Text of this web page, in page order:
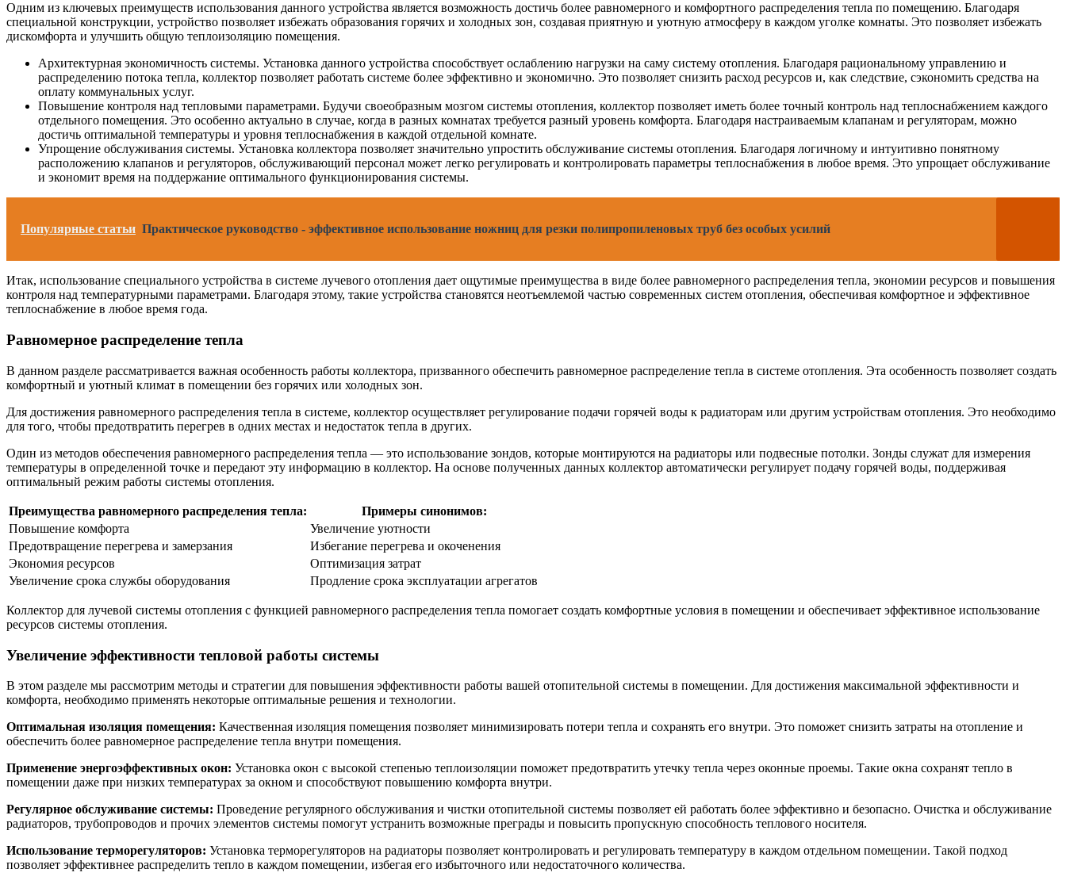
Одним из ключевых преимуществ использования данного устройства является возможность достичь более равномерного и комфортного распределения тепла по помещению. Благодаря
специальной конструкции, устройство позволяет избежать образования горячих и холодных зон, создавая приятную и уютную атмосферу в каждом уголке комнаты. Это позволяет избежать
дискомфорта и улучшить общую теплоизоляцию помещения.
Архитектурная экономичность системы. Установка данного устройства способствует ослаблению нагрузки на саму систему отопления. Благодаря рациональному управлению и
распределению потока тепла, коллектор позволяет работать системе более эффективно и экономично. Это позволяет снизить расход ресурсов и, как следствие, сэкономить средства на
оплату коммунальных услуг.
Повышение контроля над тепловыми параметрами. Будучи своеобразным мозгом системы отопления, коллектор позволяет иметь более точный контроль над теплоснабжением каждого
отдельного помещения. Это особенно актуально в случае, когда в разных комнатах требуется разный уровень комфорта. Благодаря настраиваемым клапанам и регуляторам, можно
достичь оптимальной температуры и уровня теплоснабжения в каждой отдельной комнате.
Упрощение обслуживания системы. Установка коллектора позволяет значительно упростить обслуживание системы отопления. Благодаря логичному и интуитивно понятному
расположению клапанов и регуляторов, обслуживающий персонал может легко регулировать и контролировать параметры теплоснабжения в любое время. Это упрощает обслуживание
и экономит время на поддержание оптимального функционирования системы.
Популярные статьи Практическое руководство - эффективное использование ножниц для резки полипропиленовых труб без особых усилий
Итак, использование специального устройства в системе лучевого отопления дает ощутимые преимущества в виде более равномерного распределения тепла, экономии ресурсов и повышения
контроля над температурными параметрами. Благодаря этому, такие устройства становятся неотъемлемой частью современных систем отопления, обеспечивая комфортное и эффективное
теплоснабжение в любое время года.
Равномерное распределение тепла
В данном разделе рассматривается важная особенность работы коллектора, призванного обеспечить равномерное распределение тепла в системе отопления. Эта особенность позволяет создать
комфортный и уютный климат в помещении без горячих или холодных зон.
Для достижения равномерного распределения тепла в системе, коллектор осуществляет регулирование подачи горячей воды к радиаторам или другим устройствам отопления. Это необходимо
для того, чтобы предотвратить перегрев в одних местах и недостаток тепла в других.
Один из методов обеспечения равномерного распределения тепла — это использование зондов, которые монтируются на радиаторы или подвесные потолки. Зонды служат для измерения
температуры в определенной точке и передают эту информацию в коллектор. На основе полученных данных коллектор автоматически регулирует подачу горячей воды, поддерживая
оптимальный режим работы системы отопления.
Преимущества равномерного распределения тепла:
Примеры синонимов:
Повышение комфорта
Увеличение уютности
Предотвращение перегрева и замерзания
Избегание перегрева и окоченения
Экономия ресурсов
Оптимизация затрат
Увеличение срока службы оборудования
Продление срока эксплуатации агрегатов
Коллектор для лучевой системы отопления с функцией равномерного распределения тепла помогает создать комфортные условия в помещении и обеспечивает эффективное использование
ресурсов системы отопления.
Увеличение эффективности тепловой работы системы
В этом разделе мы рассмотрим методы и стратегии для повышения эффективности работы вашей отопительной системы в помещении. Для достижения максимальной эффективности и
комфорта, необходимо применять некоторые оптимальные решения и технологии.
Оптимальная изоляция помещения: Качественная изоляция помещения позволяет минимизировать потери тепла и сохранять его внутри. Это поможет снизить затраты на отопление и
обеспечить более равномерное распределение тепла внутри помещения.
Применение энергоэффективных окон: Установка окон с высокой степенью теплоизоляции поможет предотвратить утечку тепла через оконные проемы. Такие окна сохранят тепло в
помещении даже при низких температурах за окном и способствуют повышению комфорта внутри.
Регулярное обслуживание системы: Проведение регулярного обслуживания и чистки отопительной системы позволяет ей работать более эффективно и безопасно. Очистка и обслуживание
радиаторов, трубопроводов и прочих элементов системы помогут устранить возможные преграды и повысить пропускную способность теплового носителя.
Использование терморегуляторов: Установка терморегуляторов на радиаторы позволяет контролировать и регулировать температуру в каждом отдельном помещении. Такой подход
позволяет эффективнее распределить тепло в каждом помещении, избегая его избыточного или недостаточного количества.